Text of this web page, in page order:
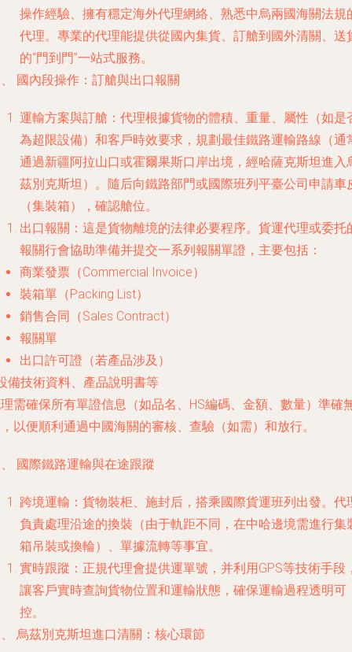
操作經驗、擁有穩定海外代理網絡、熟悉中烏兩國海關法規
代理。專業的代理能提供從國內集貨、訂艙到國外清關、送
的“門到門”一站式服務。
國內段操作：訂艙與出口報關
運輸方案與訂艙 ：代理根據貨物的體積、重量、屬性（如是
為超限設備）和客戶時效要求，規劃最佳鐵路運輸路線（通
通過新疆阿拉山口或霍爾果斯口岸出境，經哈薩克斯坦進入
茲別克斯坦）。隨后向鐵路部門或國際班列平臺公司申請車
（集裝箱），確認艙位。
出口報關 ：這是貨物離境的法律必要程序。貨運代理或委托
報關行會協助準備并提交一系列報關單證，主要包括：
商業發票（Commercial Invoice）
裝箱單（Packing List）
銷售合同（Sales Contract）
報關單
出口許可證（若產品涉及）
備技術資料、產品說明書等
需確保所有單證信息（如品名、HS編碼、金額、數量）準確
以便順利通過中國海關的審核、查驗（如需）和放行。
國際鐵路運輸與在途跟蹤
跨境運輸 ：貨物裝柜、施封后，搭乘國際貨運班列出發。代
負責處理沿途的換裝（由于軌距不同，在中哈邊境需進行集
箱吊裝或換輪）、單據流轉等事宜。
實時跟蹤 ：正規代理會提供運單號，并利用GPS等技術手段
讓客戶實時查詢貨物位置和運輸狀態，確保運輸過程透明可
控。
烏茲別克斯坦進口清關：核心環節